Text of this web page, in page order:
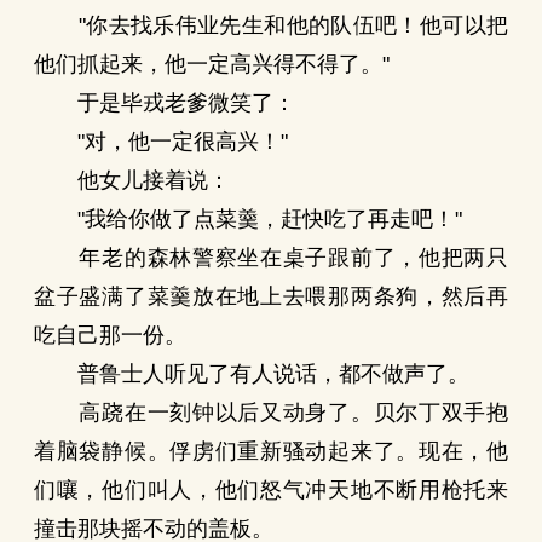
"你去找乐伟业先生和他的队伍吧！他可以把
他们抓起来，他一定高兴得不得了。"
于是毕戎老爹微笑了：
"对，他一定很高兴！"
他女儿接着说：
"我给你做了点菜羹，赶快吃了再走吧！"
年老的森林警察坐在桌子跟前了，他把两只
盆子盛满了菜羹放在地上去喂那两条狗，然后再
吃自己那一份。
普鲁士人听见了有人说话，都不做声了。
高跷在一刻钟以后又动身了。贝尔丁双手抱
着脑袋静候。俘虏们重新骚动起来了。现在，他
们嚷，他们叫人，他们怒气冲天地不断用枪托来
撞击那块摇不动的盖板。